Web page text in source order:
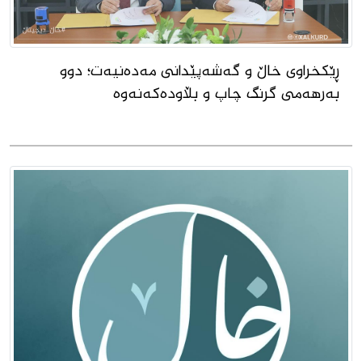
ڕێکخراوى خاڵ و گەشەپێدانى مەدەنیەت؛ دوو
بەرهەمى گرنگ چاپ و بڵاودەکەنەوە